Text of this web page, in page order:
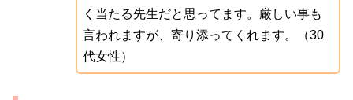
く当たる先生だと思ってます。厳しい事も
言われますが、寄り添ってくれます。（30
代女性）